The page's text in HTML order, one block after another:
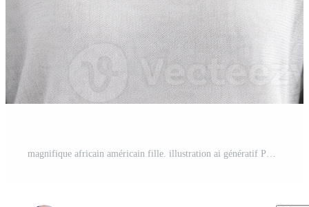
magnifique africain américain fille. illustration ai génératif PNG Pro